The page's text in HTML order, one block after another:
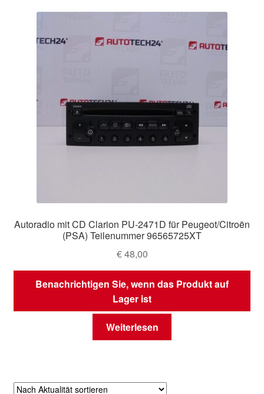
Autoradio mit CD Clarion PU-2471D für Peugeot/Citroën
(PSA) Teilenummer 96565725XT
€48,00
Benachrichtigen Sie, wenn das Produkt auf
Lager ist
Weiterlesen